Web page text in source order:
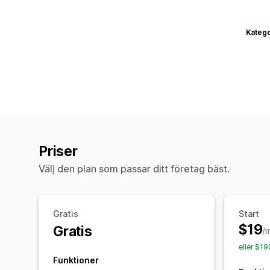
Priser
Välj den plan som passar ditt företag bäst.
Gratis
Gratis
Funktioner
Start
$19/
eller